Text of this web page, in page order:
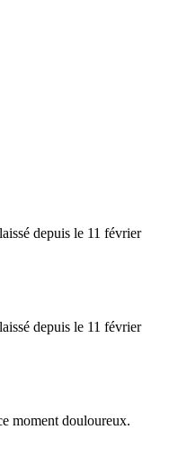
depuis le 11 février
depuis le 11 février
moment douloureux.